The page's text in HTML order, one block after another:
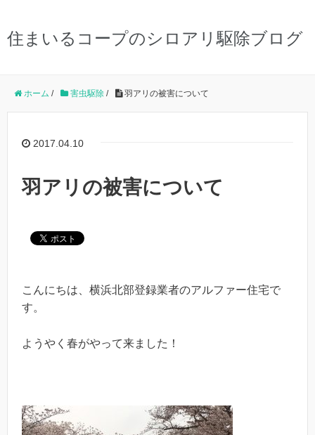
住まいるコープのシロアリ駆除ブログ
ホーム / 害虫駆除 / 羽アリの被害について
2017.04.10
羽アリの被害について
こんにちは、横浜北部登録業者のアルファー住宅で
す。
ようやく春がやって来ました！